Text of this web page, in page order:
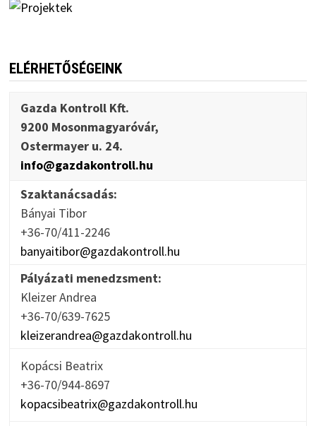
ELÉRHETŐSÉGEINK
Gazda Kontroll Kft.
9200 Mosonmagyaróvár,
Ostermayer u. 24.
info@gazdakontroll.hu
Szaktanácsadás:
Bányai Tibor
+36-70/411-2246
banyaitibor@gazdakontroll.hu
Pályázati menedzsment:
Kleizer Andrea
+36-70/639-7625
kleizerandrea@gazdakontroll.hu
Kopácsi Beatrix
+36-70/944-8697
kopacsibeatrix@gazdakontroll.hu